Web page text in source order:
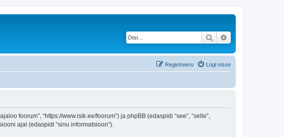
Otsi
Logi sisse
Registreeru
foorum”, “https://www.isik.ee/foorum”) ja phpBB (edaspidi “see”, “selle”,
ajal (edaspidi “sinu informatsioon”).